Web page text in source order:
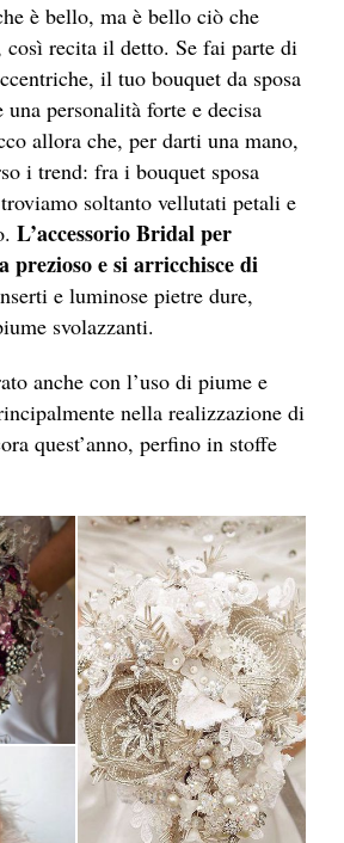
è bello, ma è bello ciò che
così recita il detto. Se fai parte di
il tuo bouquet da sposa
una personalità forte e decisa
allora che, per darti una mano,
i trend: fra i bouquet sposa
soltanto vellutati petali e
L’accessorio Bridal per
prezioso e si arricchisce di
e luminose pietre dure,
svolazzanti.
anche con l’uso di piume e
nella realizzazione di
quest’anno, perfino in stoffe